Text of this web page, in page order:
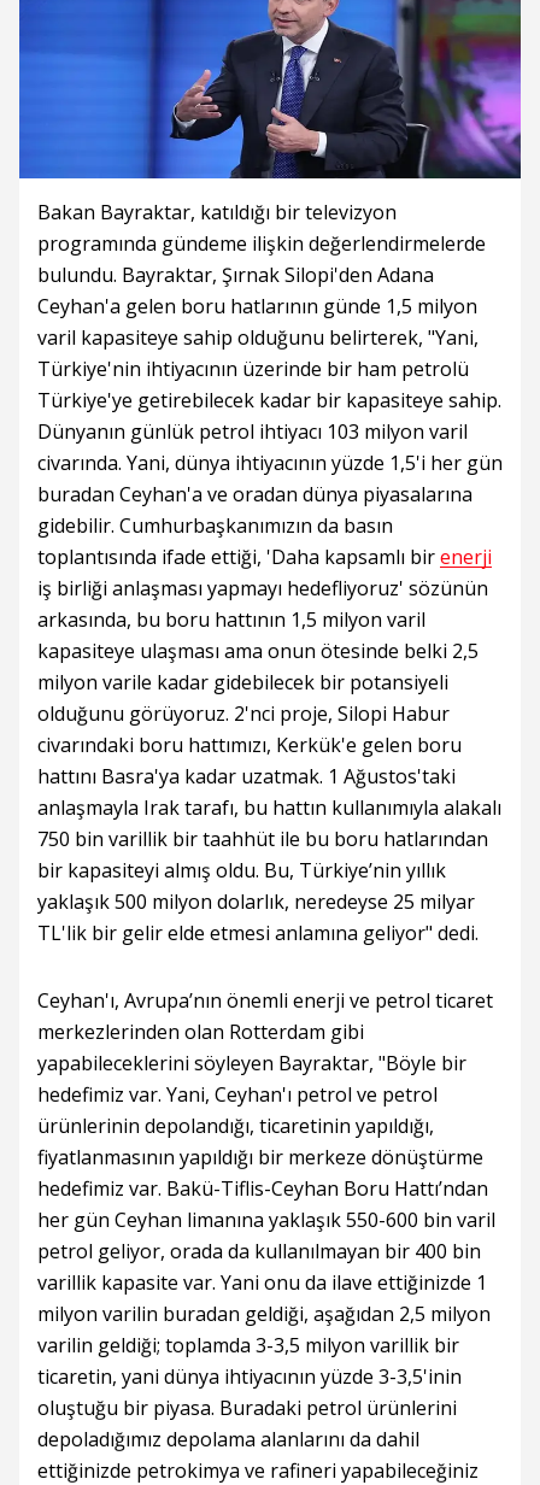
Bakan Bayraktar, katıldığı bir televizyon
programında gündeme ilişkin değerlendirmelerde
bulundu. Bayraktar, Şırnak Silopi'den Adana
Ceyhan'a gelen boru hatlarının günde 1,5 milyon
varil kapasiteye sahip olduğunu belirterek, "Yani,
Türkiye'nin ihtiyacının üzerinde bir ham petrolü
Türkiye'ye getirebilecek kadar bir kapasiteye sahip.
Dünyanın günlük petrol ihtiyacı 103 milyon varil
civarında. Yani, dünya ihtiyacının yüzde 1,5'i her gün
buradan Ceyhan'a ve oradan dünya piyasalarına
gidebilir. Cumhurbaşkanımızın da basın
toplantısında ifade ettiği, 'Daha kapsamlı birenerji
iş birliği anlaşması yapmayı hedefliyoruz' sözünün
arkasında, bu boru hattının 1,5 milyon varil
kapasiteye ulaşması ama onun ötesinde belki 2,5
milyon varile kadar gidebilecek bir potansiyeli
olduğunu görüyoruz. 2'nci proje, Silopi Habur
civarındaki boru hattımızı, Kerkük'e gelen boru
hattını Basra'ya kadar uzatmak. 1 Ağustos'taki
anlaşmayla Irak tarafı, bu hattın kullanımıyla alakalı
750 bin varillik bir taahhüt ile bu boru hatlarından
bir kapasiteyi almış oldu. Bu, Türkiye’nin yıllık
yaklaşık 500 milyon dolarlık, neredeyse 25 milyar
TL'lik bir gelir elde etmesi anlamına geliyor" dedi.
Ceyhan'ı, Avrupa’nın önemli enerji ve petrol ticaret
merkezlerinden olan Rotterdam gibi
yapabileceklerini söyleyen Bayraktar, "Böyle bir
hedefimiz var. Yani, Ceyhan'ı petrol ve petrol
ürünlerinin depolandığı, ticaretinin yapıldığı,
fiyatlanmasının yapıldığı bir merkeze dönüştürme
hedefimiz var. Bakü-Tiflis-Ceyhan Boru Hattı’ndan
her gün Ceyhan limanına yaklaşık 550-600 bin varil
petrol geliyor, orada da kullanılmayan bir 400 bin
varillik kapasite var. Yani onu da ilave ettiğinizde 1
milyon varilin buradan geldiği, aşağıdan 2,5 milyon
varilin geldiği; toplamda 3-3,5 milyon varillik bir
ticaretin, yani dünya ihtiyacının yüzde 3-3,5'inin
oluştuğu bir piyasa. Buradaki petrol ürünlerini
depoladığımız depolama alanlarını da dahil
ettiğinizde petrokimya ve rafineri yapabileceğiniz